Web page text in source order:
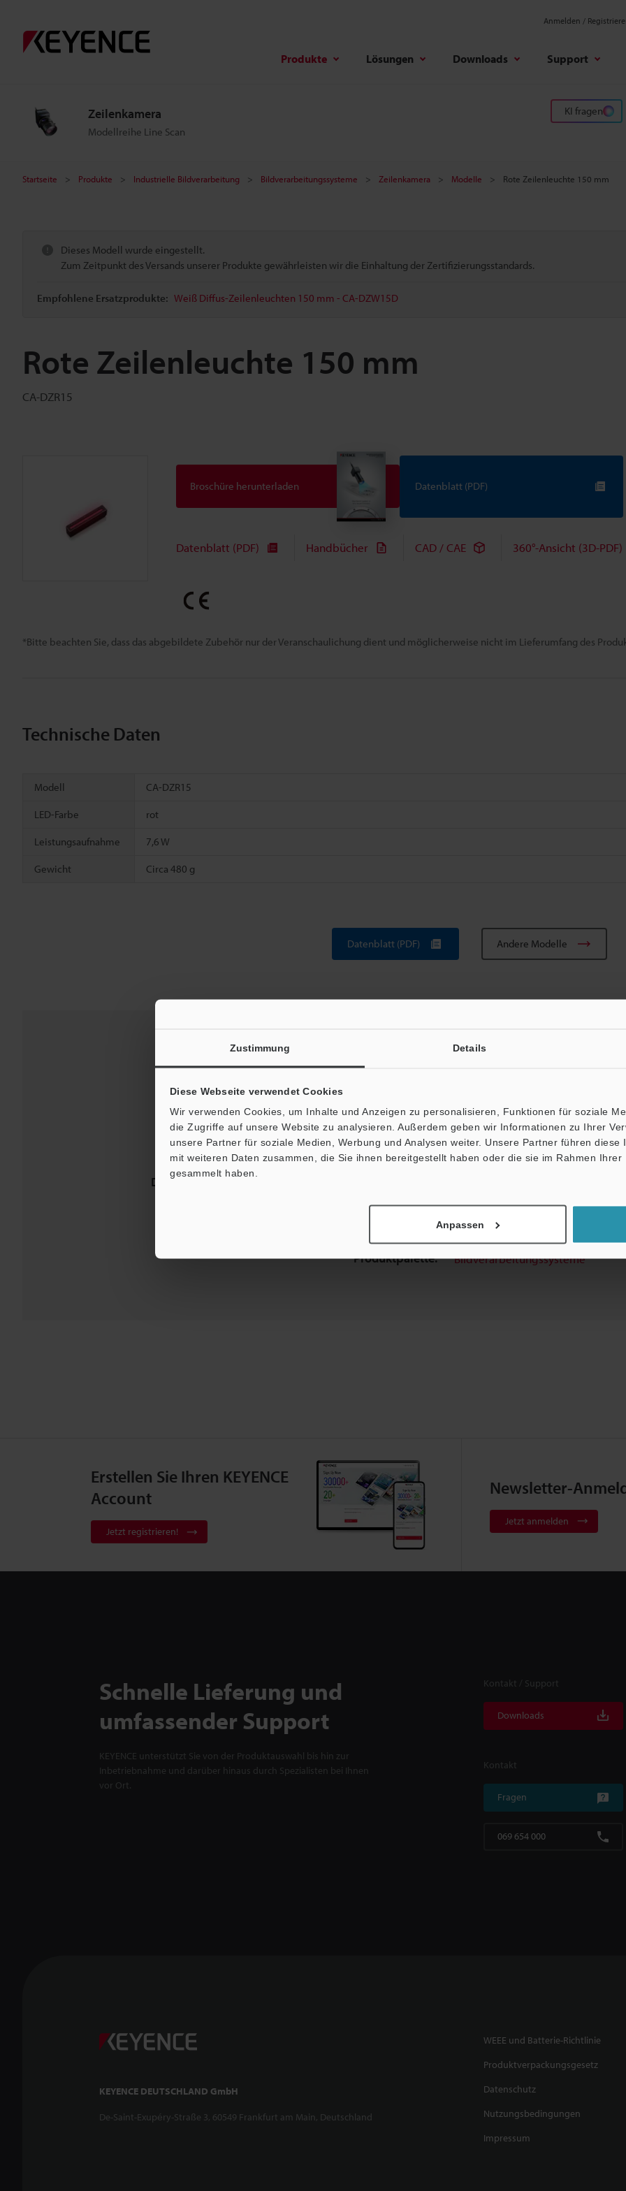
Zustimmung Details
Diese Webseite verwendet Cookies
Wir verwenden Cookies, um Inhalte und Anzeigen zu personalisieren, Funktionen für soziale
die Zugriffe auf unsere Website zu analysieren. Außerdem geben wir Informationen zu Ihrer
unsere Partner für soziale Medien, Werbung und Analysen weiter. Unsere Partner führen diese
mit weiteren Daten zusammen, die Sie ihnen bereitgestellt haben oder die sie im Rahmen Ihrer
gesammelt haben.
Anpassen
Anmelden /
Produkte Lösungen Downloads Support
Zeilenkamera
Modellreihe Line Scan
KI fragen
Startseite Produkte Industrielle Bildverarbeitung Bildverarbeitungssysteme Zeilenkamera Modelle Rote Zeilenleuchte 150 mm
Dieses Modell wurde eingestellt.
Zum Zeitpunkt des Versands unserer Produkte gewährleisten wir die Einhaltung der Zertifizierungsstandards.
Empfohlene Ersatzprodukte: Weiß Diffus-Zeilenleuchten 150 mm - CA-DZW15D
Rote Zeilenleuchte 150 mm
CA-DZR15
*Bitte beachten Sie, dass das abgebildete Zubehör nur der Veranschaulichung dient und möglicherweise nicht im Lieferumfang des
Broschüre herunterladen Datenblatt (PDF)
Datenblatt (PDF) Handbücher CAD / CAE 360°-Ansicht (3D-PDF)
Technische Daten
Modell CA-DZR15
LED-Farbe rot
Leistungsaufnahme 7,6 W
Gewicht Circa 480 g
Datenblatt (PDF) Andere Modelle
Downloads:
Kontakt / Support: Fragen
Produktpalette: Bildverarbeitungssysteme
Erstellen Sie Ihren KEYENCE
Account
Jetzt registrieren!
Newsletter-
Jetzt anmelden
Schnelle Lieferung und
umfassender Support
KEYENCE unterstützt Sie von der Produktauswahl bis hin zur
Inbetriebnahme und darüber hinaus durch Spezialisten bei Ihnen
vor Ort.
Kontakt / Support
Downloads
Kontakt
Fragen
069 654 000
KEYENCE DEUTSCHLAND GmbH
De-Saint-Exupéry-Straße 3, 60549 Frankfurt am Main, Deutschland
WEEE und Batterie-Richtlinie
Produktverpackungsgesetz
Datenschutz
Nutzungsbedingungen
Impressum